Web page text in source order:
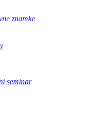
znamke
seminar